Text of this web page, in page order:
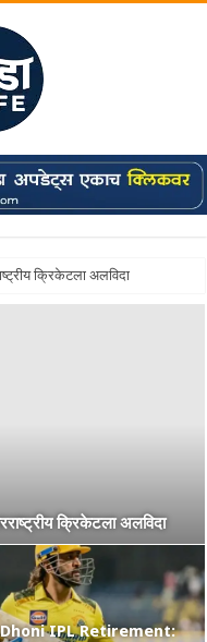
खांद्यावर, एशियन गेम्स…
क्रिकेटला अलविदा
Dhoni IPL Retirement:
बॉय Vaibhav Suryavanshi